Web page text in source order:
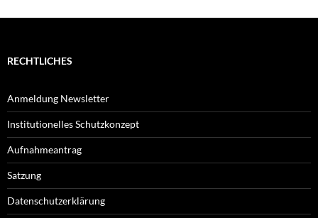
RECHTLICHES
Anmeldung Newsletter
Institutionelles Schutzkonzept
Aufnahmeantrag
Satzung
Datenschutzerklärung